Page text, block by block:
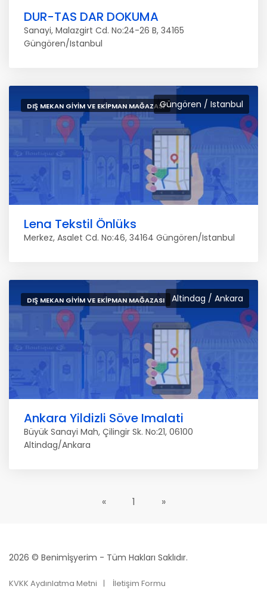
DUR-TAS DAR DOKUMA
Sanayi, Malazgirt Cd. No:24-26 B, 34165
Güngören/Istanbul
Güngören / Istanbul
DIŞ MEKAN GIYIM VE EKIPMAN MAĞAZASI
Lena Tekstil Önlüks
Merkez, Asalet Cd. No:46, 34164 Güngören/Istanbul
Altindag / Ankara
DIŞ MEKAN GIYIM VE EKIPMAN MAĞAZASI
Ankara Yildizli Söve Imalati
Büyük Sanayi Mah, Çilingir Sk. No:21, 06100
Altindag/Ankara
« 1 »
2026 © Benimİşyerim - Tüm Hakları Saklıdır.
KVKK Aydınlatma Metni İletişim Formu